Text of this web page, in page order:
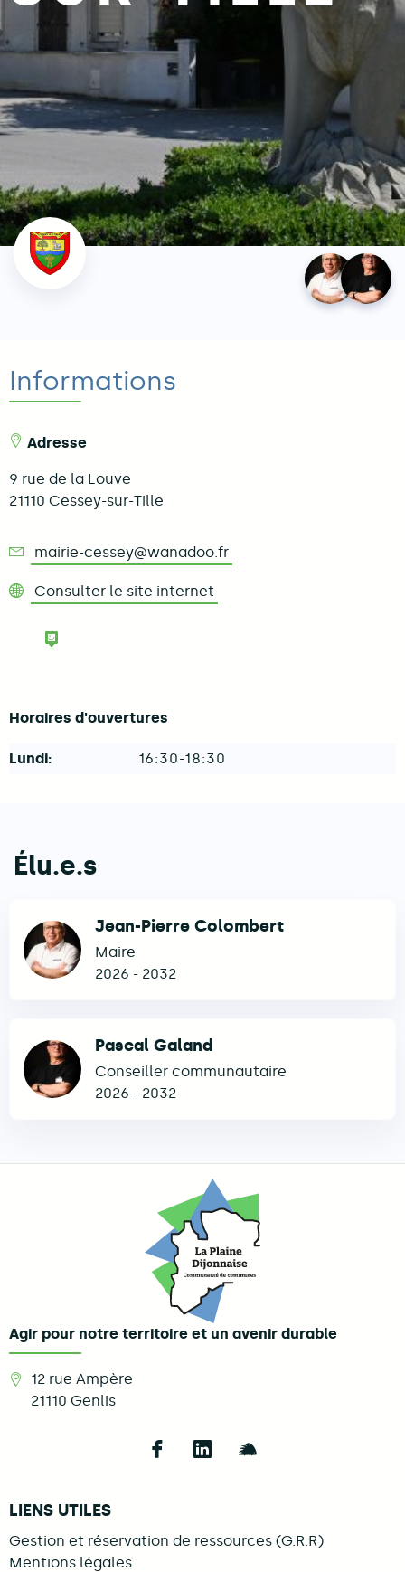
Élu.e.s
Informations
Adresse
9 rue de la Louve
21110 Cessey-sur-Tille
mairie-cessey@wanadoo.fr
Consulter le site internet
Consulter le panneau Pocket de la
Horaires d'ouvertures
Lundi: 16:30-18:30
Élu.e.s
Jean-Pierre Colombert
Maire
2026 - 2032
Pascal Galand
Conseiller communautaire
2026 - 2032
Agir pour notre territoire et un avenir durable
12 rue Ampère
21110 Genlis
Follow us on Facebook
Follow us on LinkedIn
Follow us on
LIENS UTILES
Gestion et réservation de ressources (G.R.R)
Mentions légales